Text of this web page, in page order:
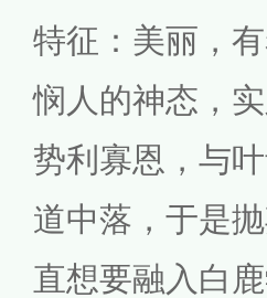
特征：美丽，
悯人的神态，
势利寡恩，与
道中落，于是
直想要融入白